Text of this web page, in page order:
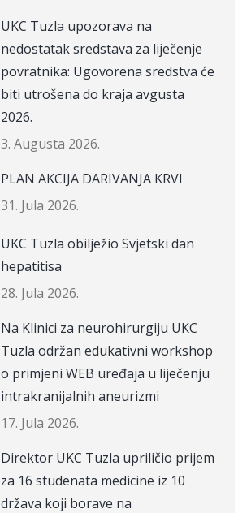
UKC Tuzla upozorava na
nedostatak sredstava za liječenje
povratnika: Ugovorena sredstva će
biti utrošena do kraja avgusta
2026.
3. Augusta 2026.
PLAN AKCIJA DARIVANJA KRVI
31. Jula 2026.
UKC Tuzla obilježio Svjetski dan
hepatitisa
28. Jula 2026.
Na Klinici za neurohirurgiju UKC
Tuzla održan edukativni workshop
o primjeni WEB uređaja u liječenju
intrakranijalnih aneurizmi
17. Jula 2026.
Direktor UKC Tuzla upriličio prijem
za 16 studenata medicine iz 10
država koji borave na